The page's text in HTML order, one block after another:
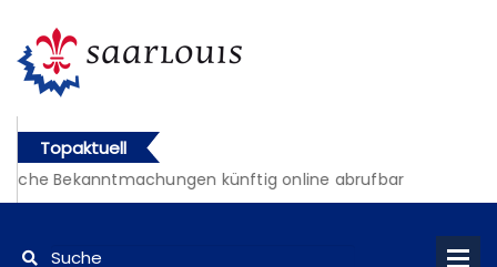
Topaktuell
Bekanntmachungen künftig online abrufbar